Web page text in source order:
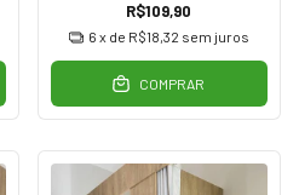
R$109,90
6 x de R$18,32 sem juros
COMPRAR